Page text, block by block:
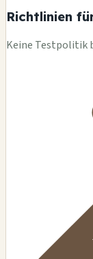
Richtlinien
Keine Testpolitik